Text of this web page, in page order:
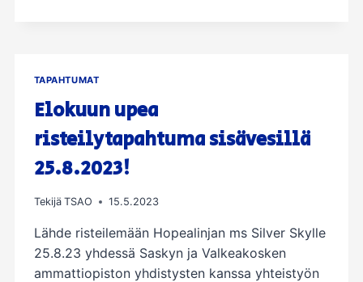
TAPAHTUMAT
Elokuun upea
risteilytapahtuma sisävesillä
25.8.2023!
Tekijä TSAO 15.5.2023
Lähde risteilemään Hopealinjan ms Silver Skylle
25.8.23 yhdessä Saskyn ja Valkeakosken
ammattiopiston yhdistysten kanssa yhteistyön